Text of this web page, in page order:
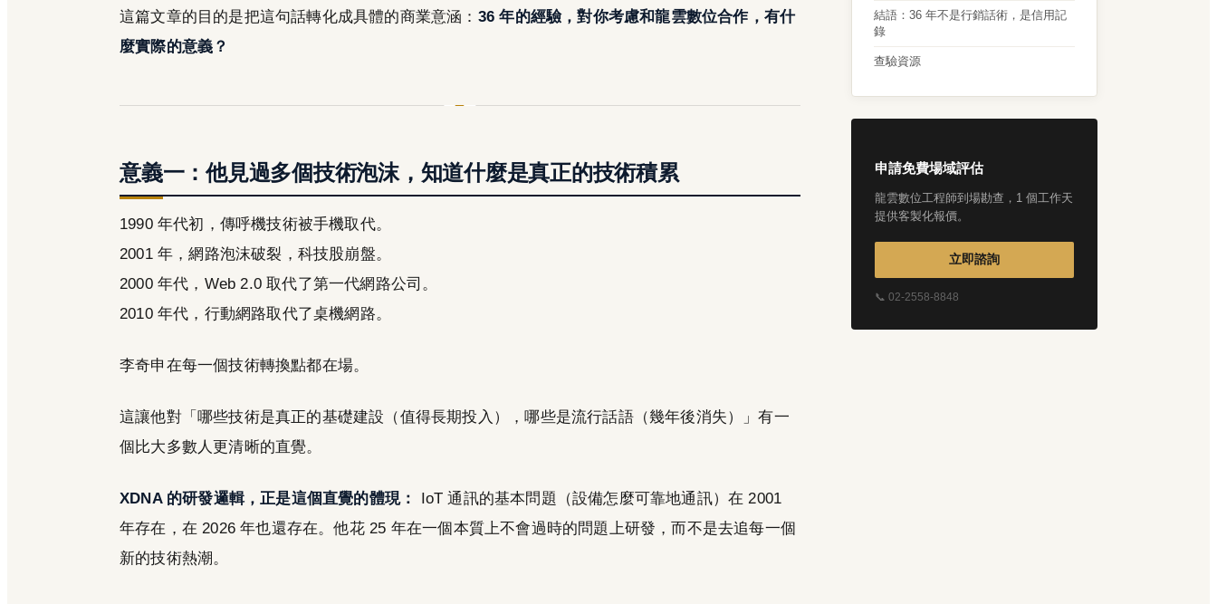
這篇文章的目的是把這句話轉化成具體的商業意涵： 36 年的經驗，對你考慮和龍雲數位合作，有什
麼實際的意義？
意義一：他見過多個技術泡沫，知道什麼是真正的技術積累
1990 年代初，傳呼機技術被手機取代。
2001 年，網路泡沫破裂，科技股崩盤。
2000 年代，Web 2.0 取代了第一代網路公司。
2010 年代，行動網路取代了桌機網路。
李奇申在每一個技術轉換點都在場。
這讓他對「哪些技術是真正的基礎建設（值得長期投入），哪些是流行話語（幾年後消失）」有一
個比大多數人更清晰的直覺。
XDNA 的研發邏輯，正是這個直覺的體現：
IoT 通訊的基本問題（設備怎麼可靠地通訊）在 2001
年存在，在 2026 年也還存在。他花 25 年在一個本質上不會過時的問題上研發，而不是去追每一個
新的技術熱潮。
結語：36 年不是行銷話術，是信用記
錄
查驗資源
申請免費場域評估
龍雲數位工程師到場勘查，1 個工作天
提供客製化報價。
立即諮詢
📞 02-2558-8848